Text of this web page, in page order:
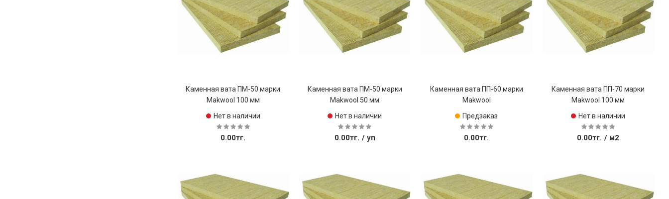
Купить
Каменная вата ПМ-50 марки
Makwool 100 мм
Нет в наличии
0.00тг.
Купить
Каменная вата ПМ-50 марки
Makwool 50 мм
Нет в наличии
0.00тг. / уп
Купить
Каменная вата ПП-60 марки
Makwool
Предзаказ
0.00тг.
Купить
Каменная вата ПП-70 марки
Makwool 100 мм
Нет в наличии
0.00тг. / м2